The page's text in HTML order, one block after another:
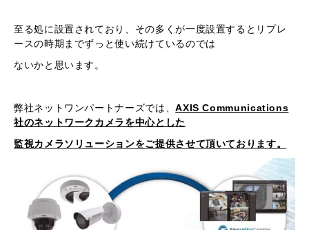
至る処に設置されており、その多くが一度設置するとリプレ
ースの時期までずっと使い続けているのでは
ないかと思います。
弊社ネットワンパートナーズでは、AXIS Communications
社のネットワークカメラを中心とした
監視カメラソリューションをご提供させて頂いております。